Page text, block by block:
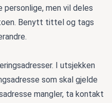
men vil deles
Benytt tittel og tags
I utsjekken
som skal gjelde
mangler, ta kontakt